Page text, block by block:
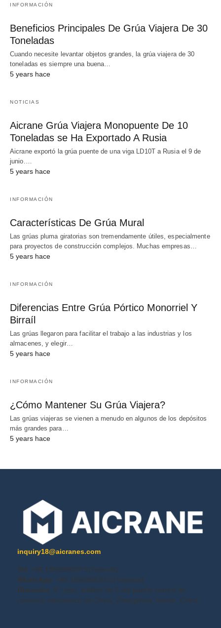
INFORMACIÓN
Beneficios Principales De Grúa Viajera De 30
Toneladas
Cuando necesite levantar objetos grandes, la grúa viajera de 30
toneladas es siempre una buena…
5 years hace
NOTICIAS
Aicrane Grúa Viajera Monopuente De 10
Toneladas se Ha Exportado A Rusia
Aicrane exportó la grúa puente de una viga LD10T a Rusia el 9 de
junio.…
5 years hace
INFORMACIÓN
Características De Grúa Mural
Las grúas pluma giratorias son tremendamente útiles, especialmente
para proyectos de construcción complejos. Muchas empresas…
5 years hace
INFORMACIÓN
Diferencias Entre Grúa Pórtico Monorriel Y
Birraíl
Las grúas llegaron para facilitar el trabajo a las industrias y los
almacenes, y elegir…
5 years hace
INFORMACIÓN
¿Cómo Mantener Su Grúa Viajera?
Las grúas viajeras se vienen a menudo en algunos de los depósitos
más grandes para…
5 years hace
inquiry18@aicranes.com
Tel : +86 18569982075(Yolanda)
WhatsApp : +86 18569982075(Yolanda)
Dirección
: 9 ° piso, edificio No.6 del puerto central de
comercio electrónico de China, Zhengzhou, Henan, China